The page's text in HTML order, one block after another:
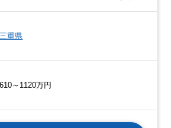
三重県
610～1120万円